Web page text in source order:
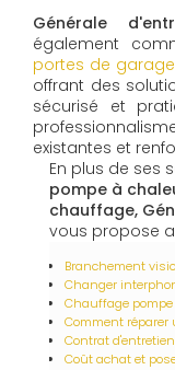
Générale
également
portes de
offrant des
sécurisé et
existantes et
En plus de ses
pompe à
chauffage,
vous propose
Branchement
Changer
Chauffage
Comment
Contrat
Coût achat et